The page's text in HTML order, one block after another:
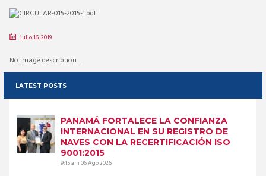
julio 16, 2019
No image description ...
LATEST POSTS
PANAMÁ FORTALECE LA CONFIANZA
INTERNACIONAL EN SU REGISTRO DE
NAVES CON LA RECERTIFICACIÓN ISO
9001:2015
9:15 am06 Ago 2026